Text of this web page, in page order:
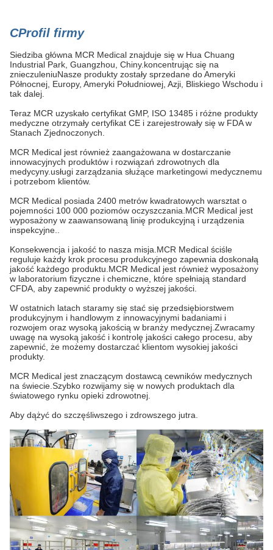
CProfil firmy
Siedziba główna MCR Medical znajduje się w Hua Chuang
Industrial Park, Guangzhou, Chiny.koncentrując się na
znieczuleniuNasze produkty zostały sprzedane do Ameryki
Północnej, Europy, Ameryki Południowej, Azji, Bliskiego Wschodu i
tak dalej.
Teraz MCR uzyskało certyfikat GMP, ISO 13485 i różne produkty
medyczne otrzymały certyfikat CE i zarejestrowały się w FDA w
Stanach Zjednoczonych.
MCR Medical jest również zaangażowana w dostarczanie
innowacyjnych produktów i rozwiązań zdrowotnych dla
medycyny.usługi zarządzania służące marketingowi medycznemu
i potrzebom klientów.
MCR Medical posiada 2400 metrów kwadratowych warsztat o
pojemności 100 000 poziomów oczyszczania.MCR Medical jest
wyposażony w zaawansowaną linię produkcyjną i urządzenia
inspekcyjne..
Konsekwencja i jakość to nasza misja.MCR Medical ściśle
reguluje każdy krok procesu produkcyjnego zapewnia doskonałą
jakość każdego produktu.MCR Medical jest również wyposażony
w laboratorium fizyczne i chemiczne, które spełniają standard
CFDA, aby zapewnić produkty o wyższej jakości.
W ostatnich latach staramy się stać się przedsiębiorstwem
produkcyjnym i handlowym z innowacyjnymi badaniami i
rozwojem oraz wysoką jakością w branży medycznej.Zwracamy
uwagę na wysoką jakość i kontrolę jakości całego procesu, aby
zapewnić, że możemy dostarczać klientom wysokiej jakości
produkty.
MCR Medical jest znaczącym dostawcą cewników medycznych
na świecie.Szybko rozwijamy się w nowych produktach dla
światowego rynku opieki zdrowotnej.
Aby dążyć do szczęśliwszego i zdrowszego jutra.